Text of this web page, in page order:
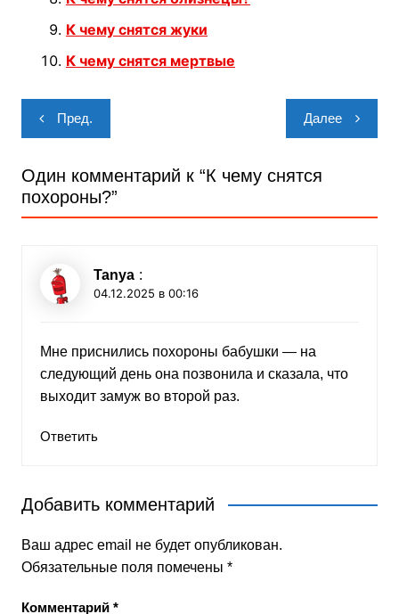
К чему снятся жуки
К чему снятся мертвые
Навигация
по
записям
Пред. Далее
Один комментарий к “К чему снятся
похороны?”
Tanya :
04.12.2025 в 00:16
Мне приснились похороны бабушки — на
следующий день она позвонила и сказала, что
выходит замуж во второй раз.
Ответить
Добавить комментарий
Ваш адрес email не будет опубликован.
Обязательные поля помечены *
Комментарий *